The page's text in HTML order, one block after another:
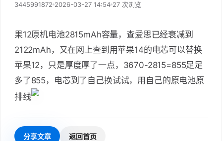
3445991872 2026-03-27 14:54 27 次浏览
果12原机电池2815mAh容量，查爱思已经衰减到
2122mAh，又在网上查到用苹果14的电芯可以替换
苹果12，只是厚度厚了一点，3670-2815=855足足
多了855，电芯到了自己换试试，用自己的原电池原
排线
分享文章 返回首页